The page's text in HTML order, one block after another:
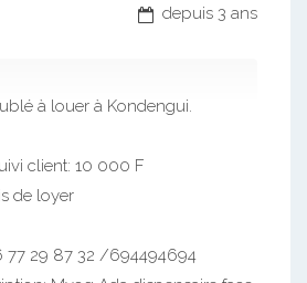
depuis 3 ans
à louer à Kondengui.
client: 10 000 F
de loyer
77 29 87 32 /694494694